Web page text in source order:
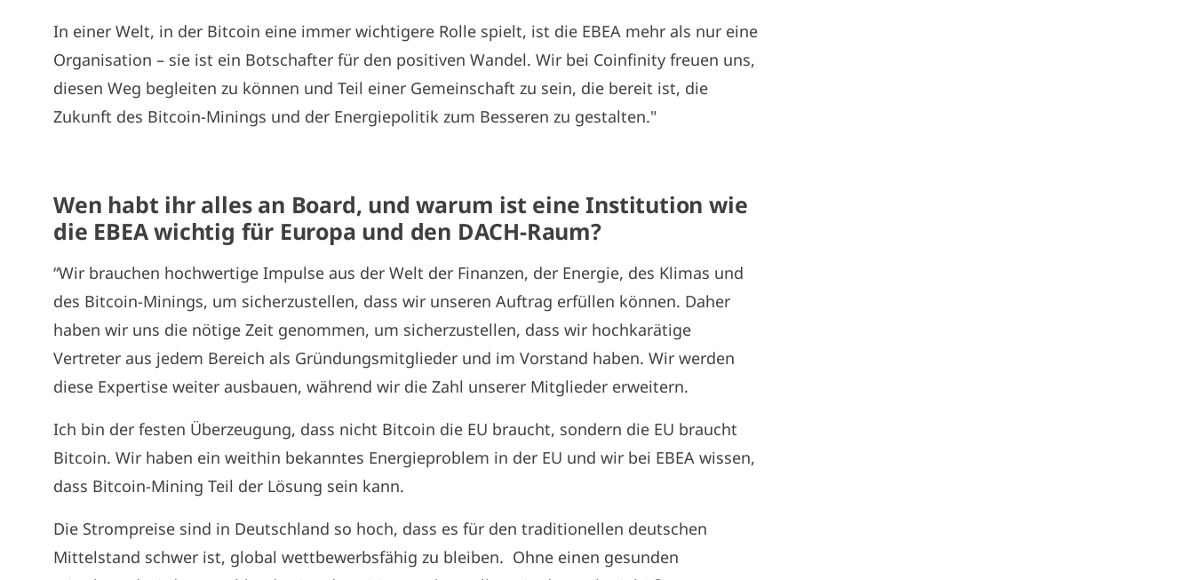
In einer Welt, in der Bitcoin eine immer wichtigere Rolle spielt, ist die EBEA mehr als nur eine
Organisation – sie ist ein Botschafter für den positiven Wandel. Wir bei Coinfinity freuen uns,
diesen Weg begleiten zu können und Teil einer Gemeinschaft zu sein, die bereit ist, die
Zukunft des Bitcoin-Minings und der Energiepolitik zum Besseren zu gestalten."
Wen habt ihr alles an Board, und warum ist eine Institution wie
die EBEA wichtig für Europa und den DACH-Raum?
“Wir brauchen hochwertige Impulse aus der Welt der Finanzen, der Energie, des Klimas und
des Bitcoin-Minings, um sicherzustellen, dass wir unseren Auftrag erfüllen können. Daher
haben wir uns die nötige Zeit genommen, um sicherzustellen, dass wir hochkarätige
Vertreter aus jedem Bereich als Gründungsmitglieder und im Vorstand haben. Wir werden
diese Expertise weiter ausbauen, während wir die Zahl unserer Mitglieder erweitern.
Ich bin der festen Überzeugung, dass nicht Bitcoin die EU braucht, sondern die EU braucht
Bitcoin. Wir haben ein weithin bekanntes Energieproblem in der EU und wir bei EBEA wissen,
dass Bitcoin-Mining Teil der Lösung sein kann.
Die Strompreise sind in Deutschland so hoch, dass es für den traditionellen deutschen
Mittelstand schwer ist, global wettbewerbsfähig zu bleiben. Ohne einen gesunden